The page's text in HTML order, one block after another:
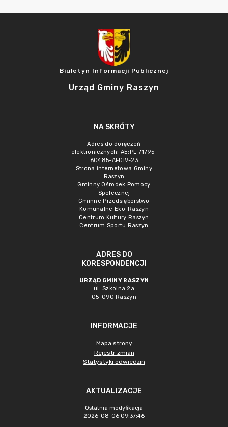
Biuletyn Informacji Publicznej
Urząd Gminy Raszyn
NA SKRÓTY
Adres do doręczeń
elektronicznych: AE:PL-71795-
60485-AFDIV-23
Strona internetowa Gminy
Raszyn
Gminny Ośrodek Pomocy
Społecznej
Gminne Przedsięborstwo
Komunalne Eko-Raszyn
Centrum Kultury Raszyn
Centrum Sportu Raszyn
ADRES DO
KORESPONDENCJI
URZĄD GMINY RASZYN
ul. Szkolna 2a
05-090 Raszyn
INFORMACJE
Mapa strony
Rejestr zmian
Statystyki odwiedzin
AKTUALIZACJE
Ostatnia modyfikacja
2026-08-06 09:37:46